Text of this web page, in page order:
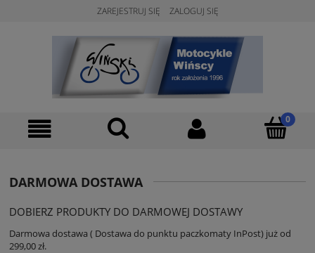
ZAREJESTRUJ SIĘ ZALOGUJ SIĘ
DARMOWA DOSTAWA
DOBIERZ PRODUKTY DO DARMOWEJ DOSTAWY
Darmowa dostawa ( Dostawa do punktu paczkomaty InPost) już od
299,00 zł.